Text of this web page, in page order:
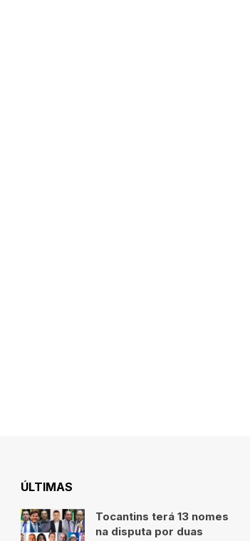
ÚLTIMAS
Tocantins terá 13 nomes
na disputa por duas